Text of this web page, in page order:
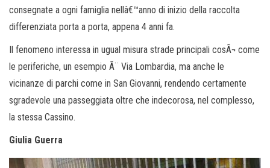
consegnate a ogni famiglia nellâ€™anno di inizio della raccolta
differenziata porta a porta, appena 4 anni fa.
Il fenomeno interessa in ugual misura strade principali cosÃ¬ come
le periferiche, un esempio Ã¨ Via Lombardia, ma anche le
vicinanze di parchi come in San Giovanni, rendendo certamente
sgradevole una passeggiata oltre che indecorosa, nel complesso,
la stessa Cassino.
Giulia Guerra